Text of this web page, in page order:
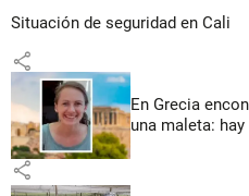
Situación de seguridad en Cali
share
En Grecia
una maleta:
share